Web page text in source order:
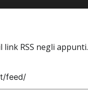
link RSS negli appunti.